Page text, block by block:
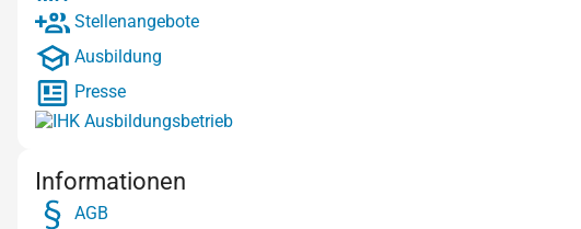
Stellenangebote
Ausbildung
Presse
Informationen
AGB